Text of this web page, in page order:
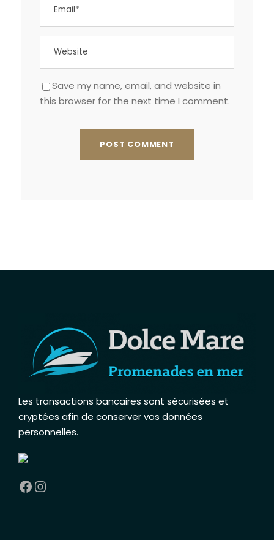
Save my name, email, and website in
this browser for the next time I comment.
Les transactions bancaires sont sécurisées et
cryptées afin de conserver vos données
personnelles.
Facebook Instagram